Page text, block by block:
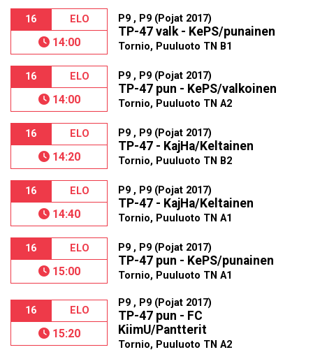
16 ELO
14:00
P9 , P9 (Pojat 2017)
TP-47 valk - KePS/punainen
Tornio, Puuluoto TN B1
16 ELO
14:00
P9 , P9 (Pojat 2017)
TP-47 pun - KePS/valkoinen
Tornio, Puuluoto TN A2
16 ELO
14:20
P9 , P9 (Pojat 2017)
TP-47 - KajHa/Keltainen
Tornio, Puuluoto TN B2
16 ELO
14:40
P9 , P9 (Pojat 2017)
TP-47 - KajHa/Keltainen
Tornio, Puuluoto TN A1
16 ELO
15:00
P9 , P9 (Pojat 2017)
TP-47 pun - KePS/punainen
Tornio, Puuluoto TN A1
16 ELO
15:20
P9 , P9 (Pojat 2017)
TP-47 pun - FC
KiimU/Pantterit
Tornio, Puuluoto TN A2